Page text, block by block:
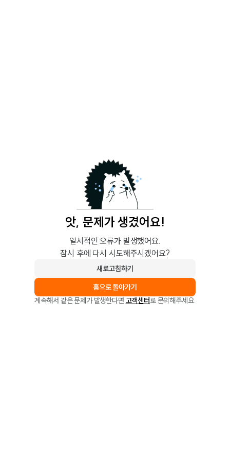
앗, 문제가 생겼어요!
일시적인 오류가 발생했어요.
잠시 후에 다시 시도해주시겠어요?
새로고침하기
홈으로 돌아가기
계속해서 같은 문제가 발생한다면 고객센터로 문의해주세요.